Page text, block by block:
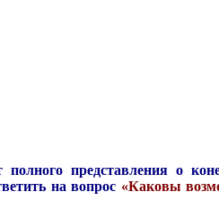
полного представления о
на вопрос «Каковы